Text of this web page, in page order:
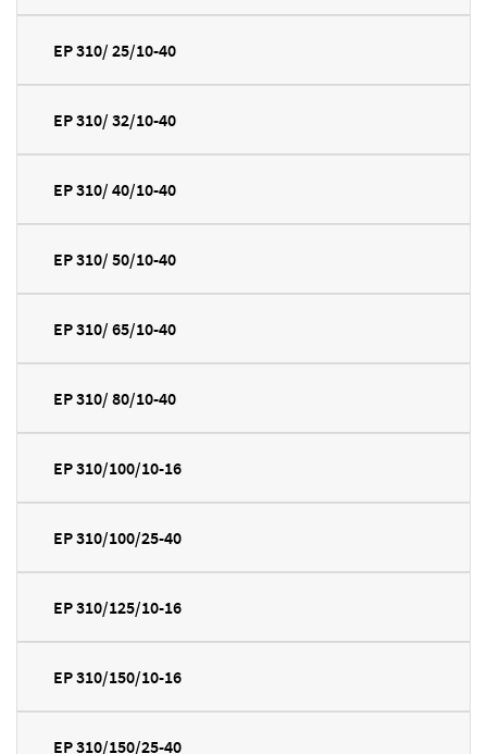
EP 310/ 25/10-40
EP 310/ 32/10-40
EP 310/ 40/10-40
EP 310/ 50/10-40
EP 310/ 65/10-40
EP 310/ 80/10-40
EP 310/100/10-16
EP 310/100/25-40
EP 310/125/10-16
EP 310/150/10-16
EP 310/150/25-40